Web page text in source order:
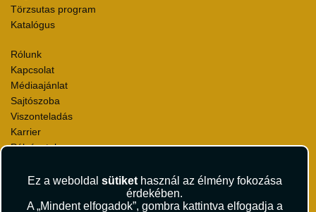
Ez a weboldal sütikethasznál az élmény fokozása
érdekében.
A „Mindent elfogadok”, gombra kattintva elfogadja a
Törzsutas program
Katalógus
Rólunk
Kapcsolat
Médiaajánlat
Sajtószoba
Viszonteladás
Karrier
Pályázatok
Környezettudatosság
Utazási Csomag Szerződési Feltételek